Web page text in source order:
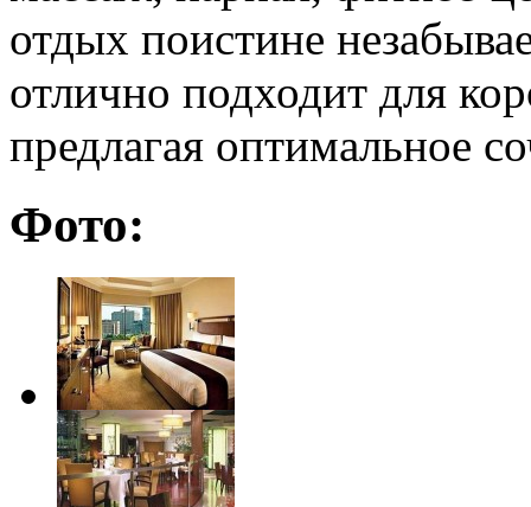
отдых поистине
отлично подходит для
предлагая оптимальное
Фото: